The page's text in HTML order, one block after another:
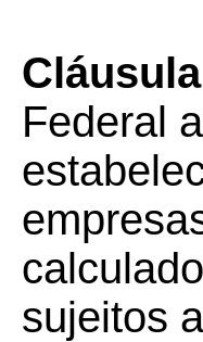
Federal
sujeitos